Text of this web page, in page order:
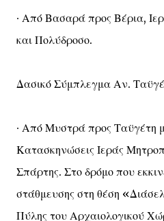
∙ Από Βασαρά προς Βέρια,
και Πολύδροσο.
Δασικό Σύμπλεγμα Αν.
∙ Από Μυστρά προς Ταϋγέτη
Κατασκηνώσεις Ιεράς
Σπάρτης. Στο δρόμο που
στάθμευσης στη θέση
Πύλης του Αρχαιολογικού